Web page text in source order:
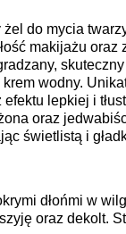
do mycia
makijażu
skuteczny
wodny.
lepkiej i
oraz
świetlistą i
dłońmi w
oraz dekolt.